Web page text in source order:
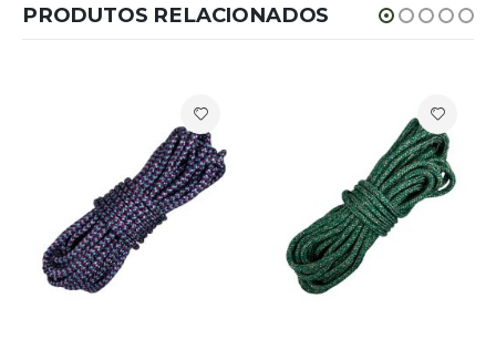
PRODUTOS RELACIONADOS